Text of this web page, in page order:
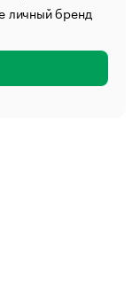
личный бренд